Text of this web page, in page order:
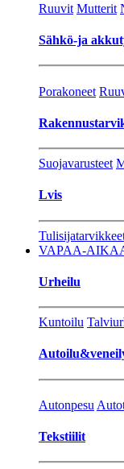
Ruuvit Mutterit
Sähkö-ja
Porakoneet
Suojavarusteet
Lvis
VAPAA-
Urheilu
Kuntoilu
Autonpesu
Tekstiilit